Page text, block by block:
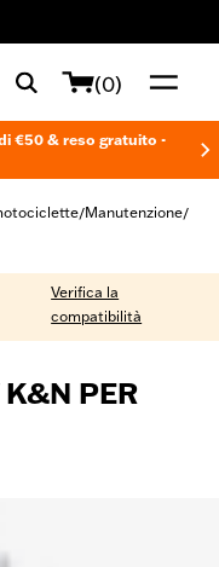
(0)
€50 & reso gratuito -
/Manutenzione/
Verifica la
compatibilità
PER